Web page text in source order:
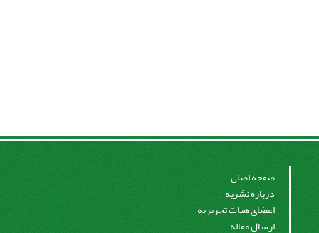
صفحه اصلی
درباره نشریه
اعضای هیات تحریریه
ارسال مقاله